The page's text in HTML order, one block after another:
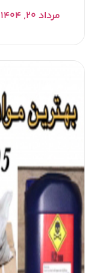
مرداد ۲۰, ۱۴۰۴